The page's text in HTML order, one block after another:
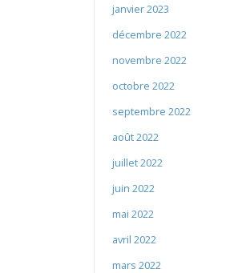
janvier 2023
décembre 2022
novembre 2022
octobre 2022
septembre 2022
août 2022
juillet 2022
juin 2022
mai 2022
avril 2022
mars 2022